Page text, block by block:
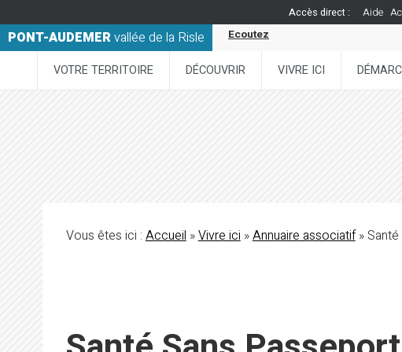
Accès direct : Aide
PONT-AUDEMERvallée de la Risle Ecoutez
VOTRE TERRITOIRE DÉCOUVRIR VIVRE ICI
Vous êtes ici :Accueil»Vivre ici»Annuaire associatif»